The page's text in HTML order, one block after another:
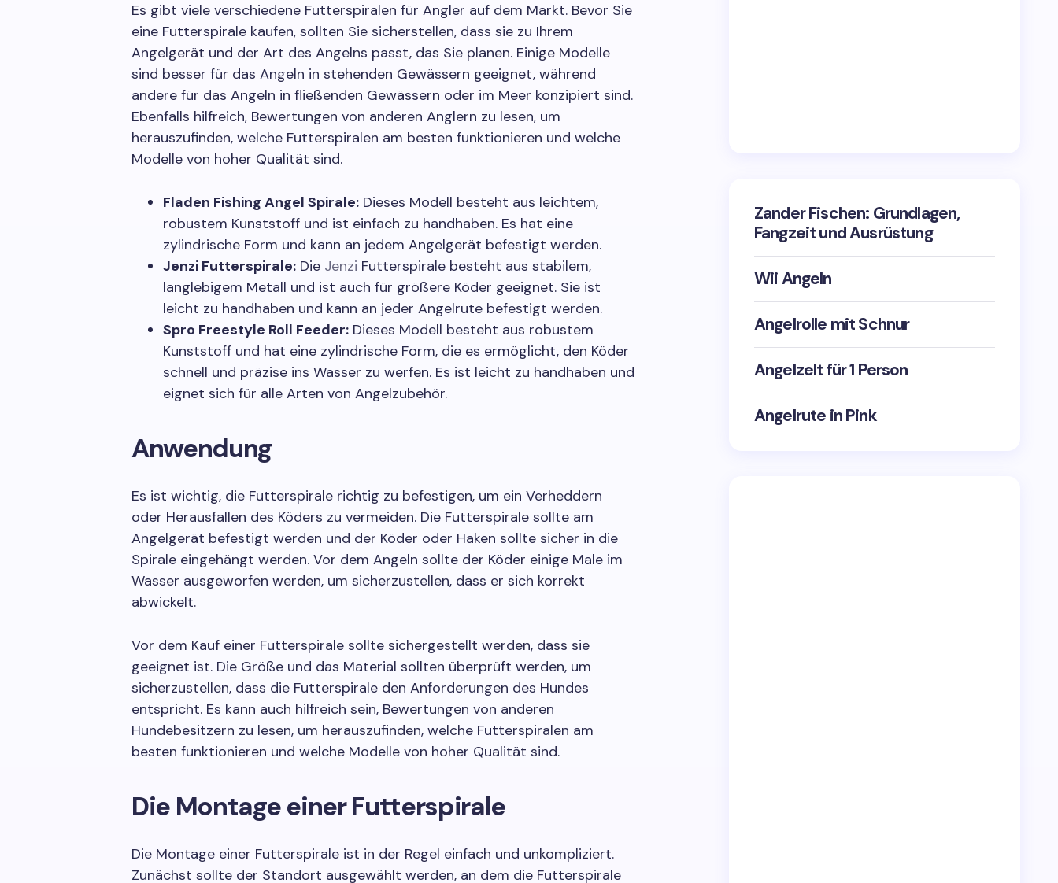
Es gibt viele verschiedene Futterspiralen für Angler auf dem Markt. Bevor Sie
eine Futterspirale kaufen, sollten Sie sicherstellen, dass sie zu Ihrem
Angelgerät und der Art des Angelns passt, das Sie planen. Einige Modelle
sind besser für das Angeln in stehenden Gewässern geeignet, während
andere für das Angeln in fließenden Gewässern oder im Meer konzipiert sind.
Ebenfalls hilfreich, Bewertungen von anderen Anglern zu lesen, um
herauszufinden, welche Futterspiralen am besten funktionieren und welche
Modelle von hoher Qualität sind.
Fladen Fishing Angel Spirale: Dieses Modell besteht aus leichtem,
robustem Kunststoff und ist einfach zu handhaben. Es hat eine
zylindrische Form und kann an jedem Angelgerät befestigt werden.
Jenzi Futterspirale: Die Jenzi Futterspirale besteht aus stabilem,
langlebigem Metall und ist auch für größere Köder geeignet. Sie ist
leicht zu handhaben und kann an jeder Angelrute befestigt werden.
Spro Freestyle Roll Feeder: Dieses Modell besteht aus robustem
Kunststoff und hat eine zylindrische Form, die es ermöglicht, den Köder
schnell und präzise ins Wasser zu werfen. Es ist leicht zu handhaben und
eignet sich für alle Arten von Angelzubehör.
Anwendung
Es ist wichtig, die Futterspirale richtig zu befestigen, um ein Verheddern
oder Herausfallen des Köders zu vermeiden. Die Futterspirale sollte am
Angelgerät befestigt werden und der Köder oder Haken sollte sicher in die
Spirale eingehängt werden. Vor dem Angeln sollte der Köder einige Male im
Wasser ausgeworfen werden, um sicherzustellen, dass er sich korrekt
abwickelt.
Vor dem Kauf einer Futterspirale sollte sichergestellt werden, dass sie
geeignet ist. Die Größe und das Material sollten überprüft werden, um
sicherzustellen, dass die Futterspirale den Anforderungen des Hundes
entspricht. Es kann auch hilfreich sein, Bewertungen von anderen
Hundebesitzern zu lesen, um herauszufinden, welche Futterspiralen am
besten funktionieren und welche Modelle von hoher Qualität sind.
Die Montage einer Futterspirale
Die Montage einer Futterspirale ist in der Regel einfach und unkompliziert.
Zunächst sollte der Standort ausgewählt werden, an dem die Futterspirale
Zander Fischen: Grundlagen,
Fangzeit und Ausrüstung
Wii Angeln
Angelrolle mit Schnur
Angelzelt für 1 Person
Angelrute in Pink